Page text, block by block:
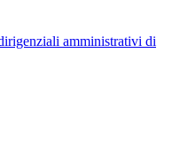
amministrativi di